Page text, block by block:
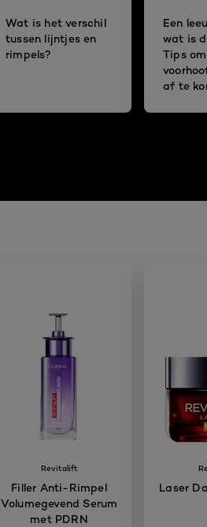
Wat is het verschil
tussen lijntjes en
rimpels?
Een
wat is
Tips
af te
Revitalift
Filler Anti-Rimpel
Volumegevend Serum
met PDRN
Laser